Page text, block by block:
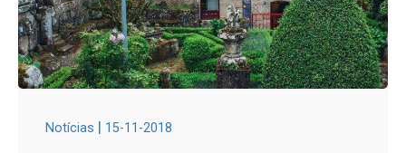
Notícias | 15-11-2018